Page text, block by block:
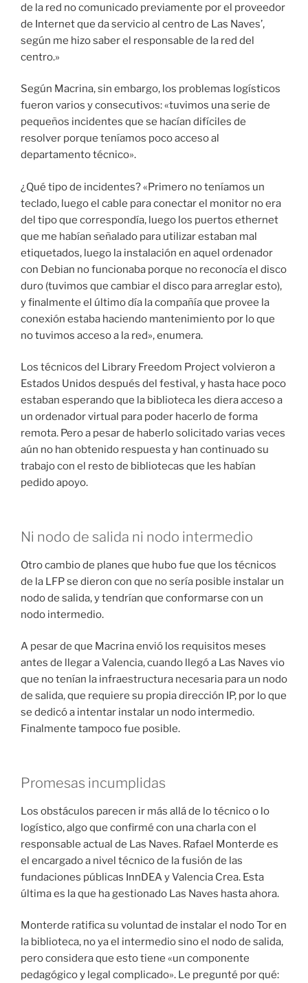
de la red no comunicado previamente por el proveedor
de Internet que da servicio al centro de Las Naves’,
según me hizo saber el responsable de la red del
centro.»
Según Macrina, sin embargo, los problemas logísticos
fueron varios y consecutivos: «tuvimos una serie de
pequeños incidentes que se hacían difíciles de
resolver porque teníamos poco acceso al
departamento técnico».
¿Qué tipo de incidentes? «Primero no teníamos un
teclado, luego el cable para conectar el monitor no era
del tipo que correspondía, luego los puertos ethernet
que me habían señalado para utilizar estaban mal
etiquetados, luego la instalación en aquel ordenador
con Debian no funcionaba porque no reconocía el disco
duro (tuvimos que cambiar el disco para arreglar esto),
y finalmente el último día la compañía que provee la
conexión estaba haciendo mantenimiento por lo que
no tuvimos acceso a la red», enumera.
Los técnicos del Library Freedom Project volvieron a
Estados Unidos después del festival, y hasta hace poco
estaban esperando que la biblioteca les diera acceso a
un ordenador virtual para poder hacerlo de forma
remota. Pero a pesar de haberlo solicitado varias veces
aún no han obtenido respuesta y han continuado su
trabajo con el resto de bibliotecas que les habían
pedido apoyo.
Ni nodo de salida ni nodo intermedio
Otro cambio de planes que hubo fue que los técnicos
de la LFP se dieron con que no sería posible instalar un
nodo de salida, y tendrían que conformarse con un
nodo intermedio.
A pesar de que Macrina envió los requisitos meses
antes de llegar a Valencia, cuando llegó a Las Naves vio
que no tenían la infraestructura necesaria para un nodo
de salida, que requiere su propia dirección IP, por lo que
se dedicó a intentar instalar un nodo intermedio.
Finalmente tampoco fue posible.
Promesas incumplidas
Los obstáculos parecen ir más allá de lo técnico o lo
logístico, algo que confirmé con una charla con el
responsable actual de Las Naves. Rafael Monterde es
el encargado a nivel técnico de la fusión de las
fundaciones públicas InnDEA y Valencia Crea. Esta
última es la que ha gestionado Las Naves hasta ahora.
Monterde ratifica su voluntad de instalar el nodo Tor en
la biblioteca, no ya el intermedio sino el nodo de salida,
pero considera que esto tiene «un componente
pedagógico y legal complicado». Le pregunté por qué: